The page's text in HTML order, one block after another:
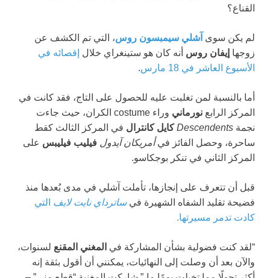
القناع؟
لم يكن سوى آشلي سيمبسون روس، التي تم الكشف عن
زوجها إيفان روس أنه كان هو ستينغراي خلال إقصائه في
الأسبوع العاشر في 18 مارس
.
أما بالنسبة لمن تغلبت عليه للحصول على التاج، فقد كانت في
المركز الرابع نورماني
وراء costume الكران، حيث جاءت
نجمة Descendents كايل كانترال في المركز الثالث كقط
ساحرة، وحصل الفائز فيأمريكان آيدول فيليب فيليبس على
المركز الثاني في تنكر بوجكاسو.
قبل أن تتعرف على إنجازها، تأملت آشلي في مدى بُعدها منذ
فضيحة تقليد الشفاه الشهيرة فيساترداي نايت لايف التي
كادت تدمر مسيرتها.
“لقد كنت فضولية بشأن المشاركة في المغني المقنع لسنوات،
والآن بعد أن وصلت إلى النهائيات، يمكنني أن أقول بثقة إنه